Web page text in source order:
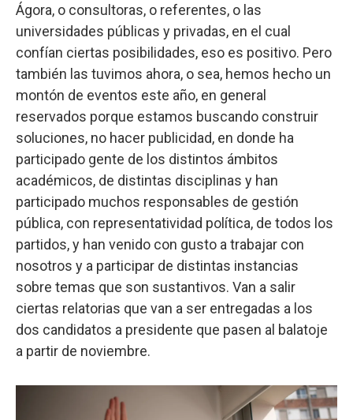
Ágora, o consultoras, o referentes, o las
universidades públicas y privadas, en el cual
confían ciertas posibilidades, eso es positivo. Pero
también las tuvimos ahora, o sea, hemos hecho un
montón de eventos este año, en general
reservados porque estamos buscando construir
soluciones, no hacer publicidad, en donde ha
participado gente de los distintos ámbitos
académicos, de distintas disciplinas y han
participado muchos responsables de gestión
pública, con representatividad política, de todos los
partidos, y han venido con gusto a trabajar con
nosotros y a participar de distintas instancias
sobre temas que son sustantivos. Van a salir
ciertas relatorias que van a ser entregadas a los
dos candidatos a presidente que pasen al balatoje
a partir de noviembre.